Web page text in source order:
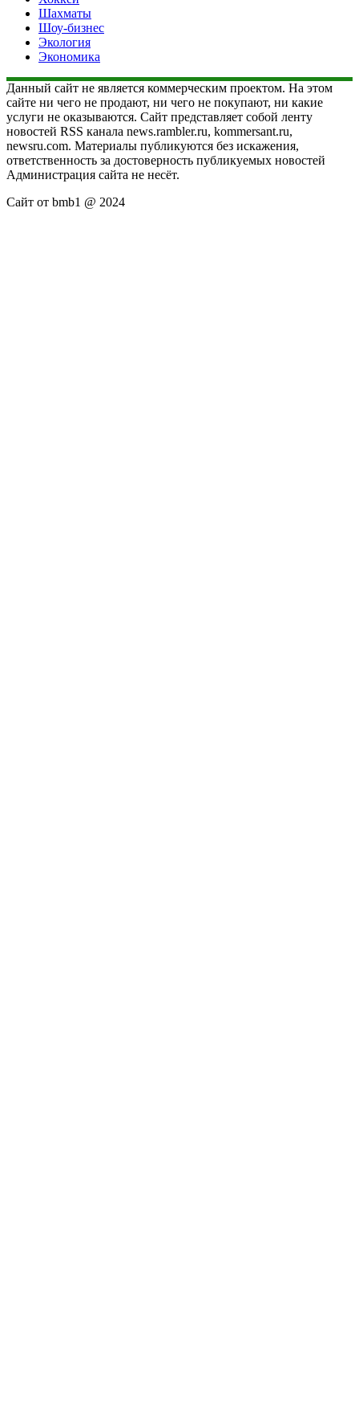
Шахматы
Шоу-бизнес
Экология
Экономика
Данный сайт не является коммерческим проектом. На этом
сайте ни чего не продают, ни чего не покупают, ни какие
услуги не оказываются. Сайт представляет собой ленту
новостей RSS канала news.rambler.ru, kommersant.ru,
newsru.com. Материалы публикуются без искажения,
ответственность за достоверность публикуемых новостей
Администрация сайта не несёт.
Сайт от bmb1 @ 2024